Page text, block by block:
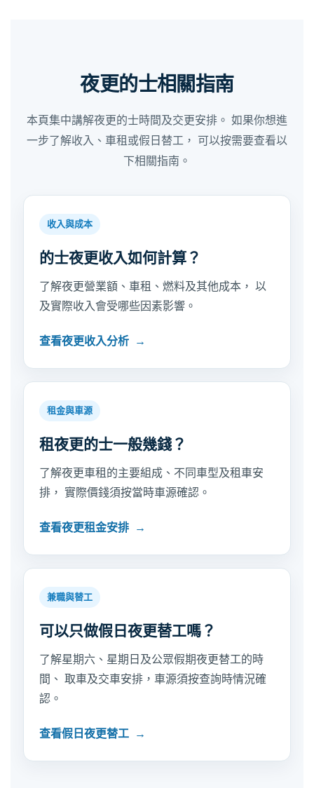
夜更的士相關指南
本頁集中講解夜更的士時間及交更安排。 如果你想進
一步了解收入、車租或假日替工， 可以按需要查看以
下相關指南。
收入與成本
的士夜更收入如何計算？
了解夜更營業額、車租、燃料及其他成本， 以
及實際收入會受哪些因素影響。
查看夜更收入分析
租金與車源
租夜更的士一般幾錢？
了解夜更車租的主要組成、不同車型及租車安
排， 實際價錢須按當時車源確認。
查看夜更租金安排
兼職與替工
可以只做假日夜更替工嗎？
了解星期六、星期日及公眾假期夜更替工的時
間、 取車及交車安排，車源須按查詢時情況確
認。
查看假日夜更替工